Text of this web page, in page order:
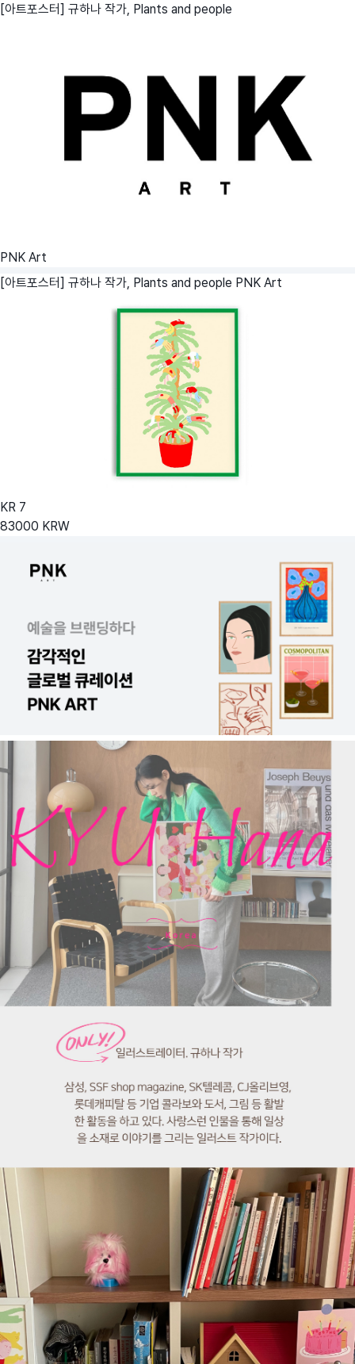
[아트포스터] 규하나 작가, Plants and people
PNK Art
[아트포스터] 규하나 작가, Plants and people PNK Art
KR 7
83000 KRW